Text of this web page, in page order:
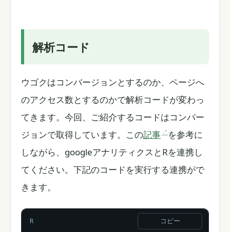
解析コード
ウゴクはコンバージョンとするのか、ページへ
のアクセス数とするのかで解析コードが変わっ
てきます。今回、ご紹介するコードはコンバー
ジョンで取得しています。この記事
を参考に
しながら、googleアナリティクスとRを連携し
てください。下記のコードを実行する連携がで
きます。
R コピー